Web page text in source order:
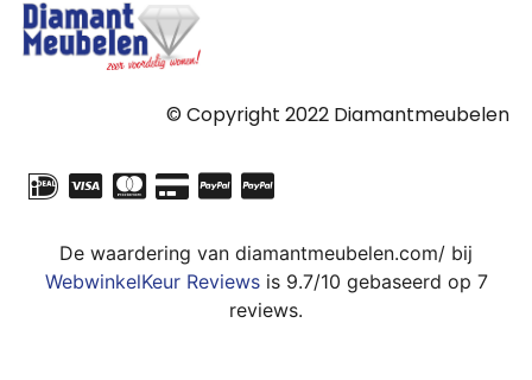
© Copyright 2022 Diamantmeubelen
De waardering van diamantmeubelen.com/ bij
WebwinkelKeur Reviewsis 9.7/10 gebaseerd op 7
reviews.